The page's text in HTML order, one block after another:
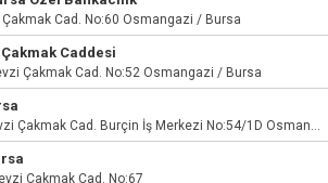
Çakmak Cad. No:60 Osmangazi / Bursa
Caddesi
Çakmak Cad. No:52 Osmangazi / Bursa
Doğanbey Mah. Fevzi Çakmak Cad. Burçin İş Merkezi No:54/1D Osmangazi/Bursa
Çakmak Cad. No:67